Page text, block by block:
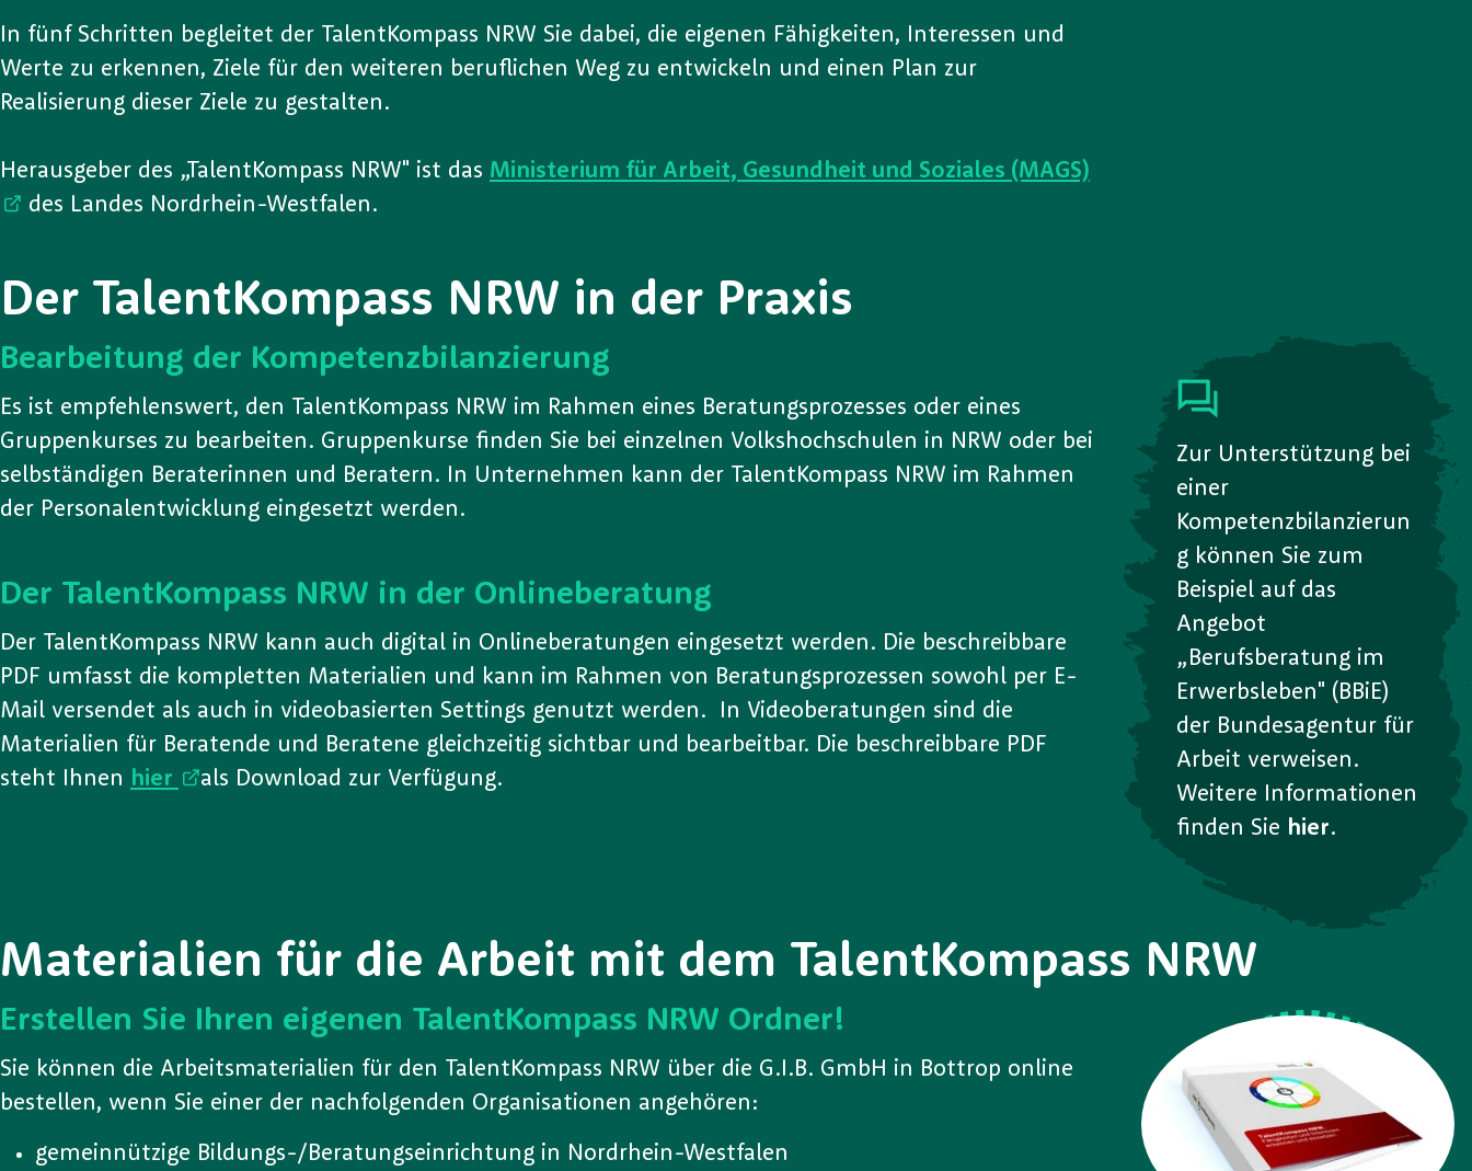
In fünf Schritten begleitet der TalentKompass NRW Sie dabei, die eigenen Fähigkeiten, Interessen und
Werte zu erkennen, Ziele für den weiteren beruflichen Weg zu entwickeln und einen Plan zur
Realisierung dieser Ziele zu gestalten.
Herausgeber des „TalentKompass NRW" ist das Ministerium für Arbeit, Gesundheit und Soziales (MAGS)
des Landes Nordrhein-Westfalen.
Der TalentKompass NRW in der Praxis
Bearbeitung der Kompetenzbilanzierung
Es ist empfehlenswert, den TalentKompass NRW im Rahmen eines Beratungsprozesses oder eines
Gruppenkurses zu bearbeiten. Gruppenkurse finden Sie bei einzelnen Volkshochschulen in NRW oder bei
selbständigen Beraterinnen und Beratern. In Unternehmen kann der TalentKompass NRW im Rahmen
der Personalentwicklung eingesetzt werden.
Der TalentKompass NRW in der Onlineberatung
Der TalentKompass NRW kann auch digital in Onlineberatungen eingesetzt werden. Die beschreibbare
PDF umfasst die kompletten Materialien und kann im Rahmen von Beratungsprozessen sowohl per E-
Mail versendet als auch in videobasierten Settings genutzt werden. In Videoberatungen sind die
Materialien für Beratende und Beratene gleichzeitig sichtbar und bearbeitbar. Die beschreibbare PDF
steht Ihnen hier als Download zur Verfügung.
Zur Unterstützung bei
einer
Kompetenzbilanzierun
g können Sie zum
Beispiel auf das
Angebot
„Berufsberatung im
Erwerbsleben" (BBiE)
der Bundesagentur für
Arbeit verweisen.
Weitere Informationen
finden Sie hier.
Materialien für die Arbeit mit dem TalentKompass NRW
Erstellen Sie Ihren eigenen TalentKompass NRW Ordner!
Sie können die Arbeitsmaterialien für den TalentKompass NRW über die G.I.B. GmbH in Bottrop online
bestellen, wenn Sie einer der nachfolgenden Organisationen angehören:
gemeinnützige Bildungs-/Beratungseinrichtung in Nordrhein-Westfalen